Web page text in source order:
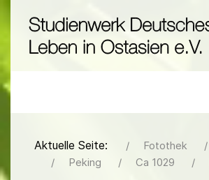
Aktuelle Seite: Fotothek
Peking
Ca 1029